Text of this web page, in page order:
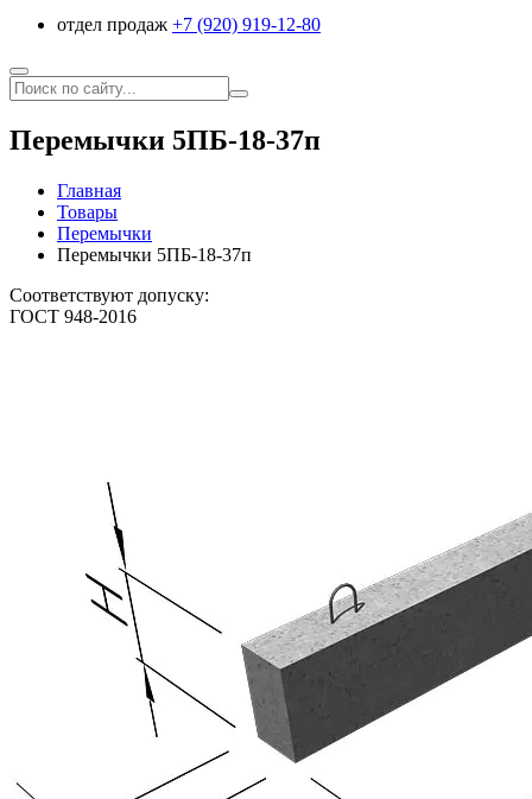
отдел продаж +7 (920) 919-12-80
Перемычки 5ПБ-18-37п
Главная
Товары
Перемычки
Перемычки 5ПБ-18-37п
Соответствуют допуску:
ГОСТ 948-2016